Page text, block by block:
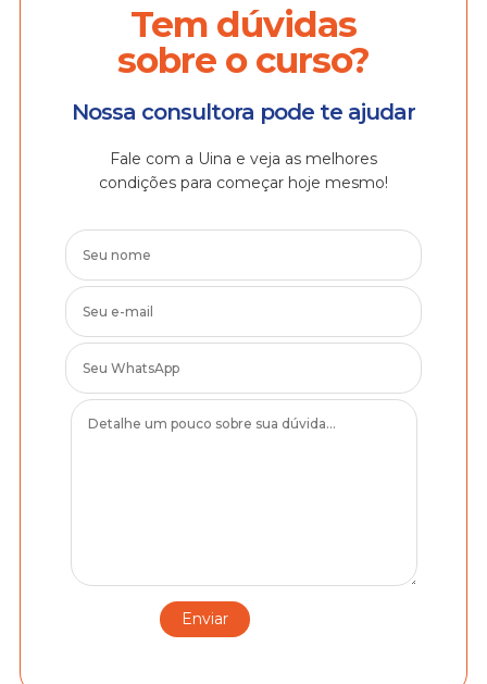
Tem dúvidas
sobre o curso?
Nossa consultora pode te ajudar
Fale com a Uina e veja as melhores
condições para começar hoje mesmo!